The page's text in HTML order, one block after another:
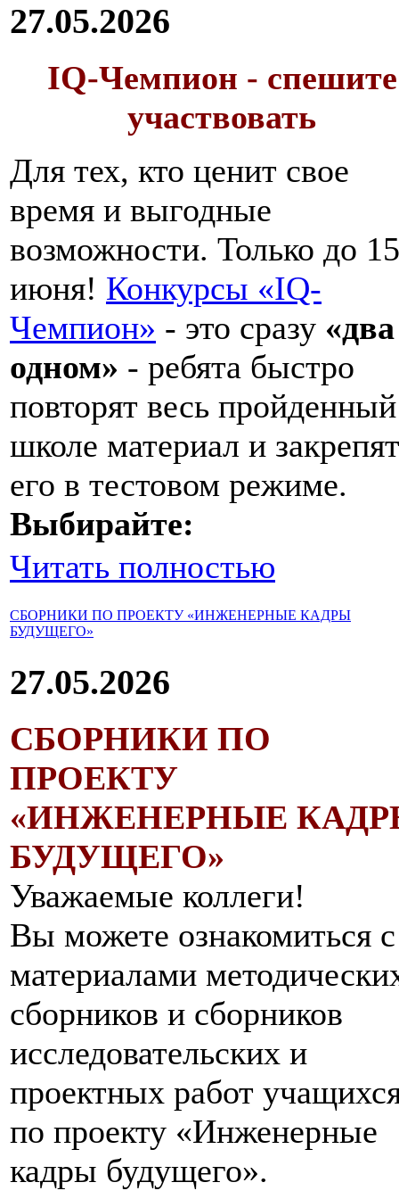
27.05.2026
IQ-Чемпион - спешите
участвовать
Для тех, кто ценит свое
время и выгодные
возможности. Только до 15
июня! Конкурсы «IQ-
Чемпион» - это сразу
одном» - ребята быстро
повторят весь
школе материал и закрепят
его в тестовом режиме.
Выбирайте:
Читать полностью
СБОРНИКИ ПО ПРОЕКТУ «ИНЖЕНЕРНЫЕ КАДРЫ
БУДУЩЕГО»
27.05.2026
СБОРНИКИ ПО
ПРОЕКТУ
«ИНЖЕНЕРНЫЕ
БУДУЩЕГО»
Уважаемые коллеги!
Вы можете ознакомиться с
материалами
сборников и сборников
исследовательских и
проектных работ
по проекту «Инженерные
кадры будущего».